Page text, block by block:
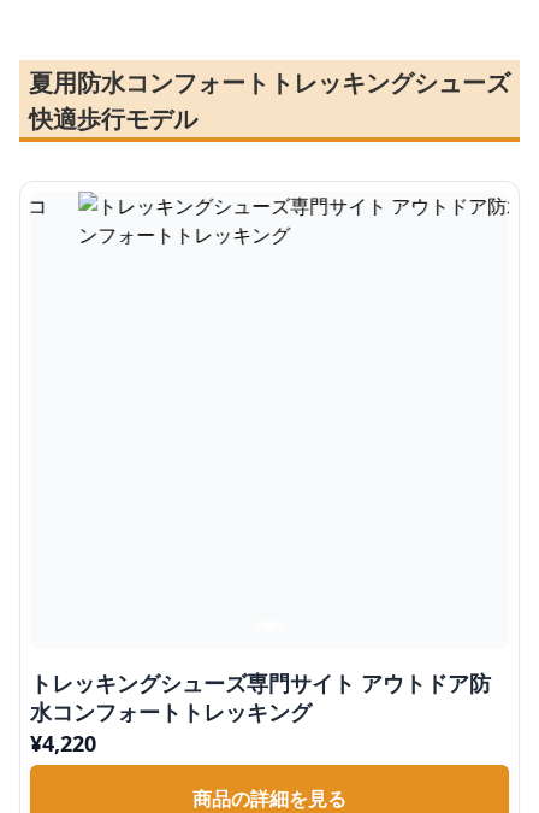
夏用防水コンフォートトレッキングシューズ
快適歩行モデル
トレッキングシューズ専門サイト アウトドア防
水コンフォートトレッキング
¥4,220
商品の詳細を見る